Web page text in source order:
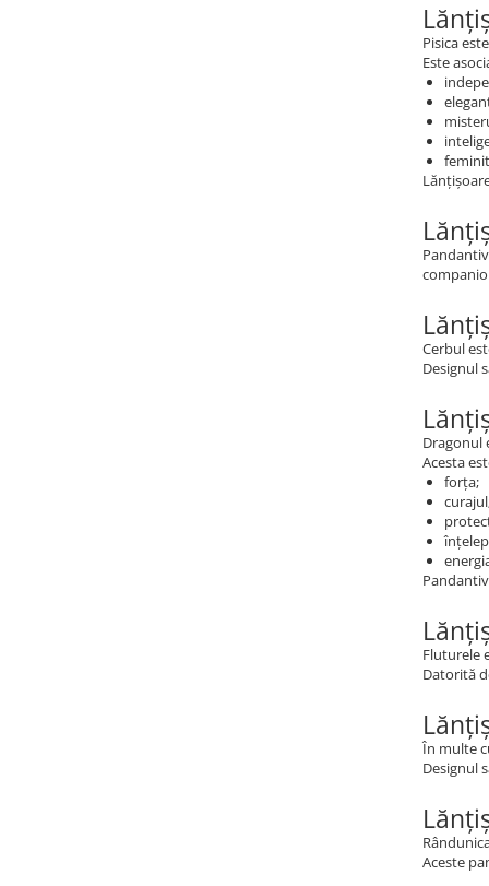
Pisica
Este
Cerbul
Designul
Dragonul
Acesta
forța;
Fluturele
Datorită
În multe
Designul
Aceste